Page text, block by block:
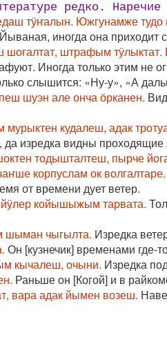
редко.
тӱҥалын. Южгунамже
иногда она приходит
штрафым
Иногда только этим не
слышится: «Ну-у», «А
шуэн але онча ӧрканен.
кудалеш, адак
да изредка видны
тодышталтеш, пырче
корпуслам ок
от времени дует ветер.
койышыжым тарвата.
шыман чыгылта. Изредка
Он [кузнечик] временами где-
кычалеш, очыни. Изредка
Раньше он [Когой] и в
вара адак йымен возеш.